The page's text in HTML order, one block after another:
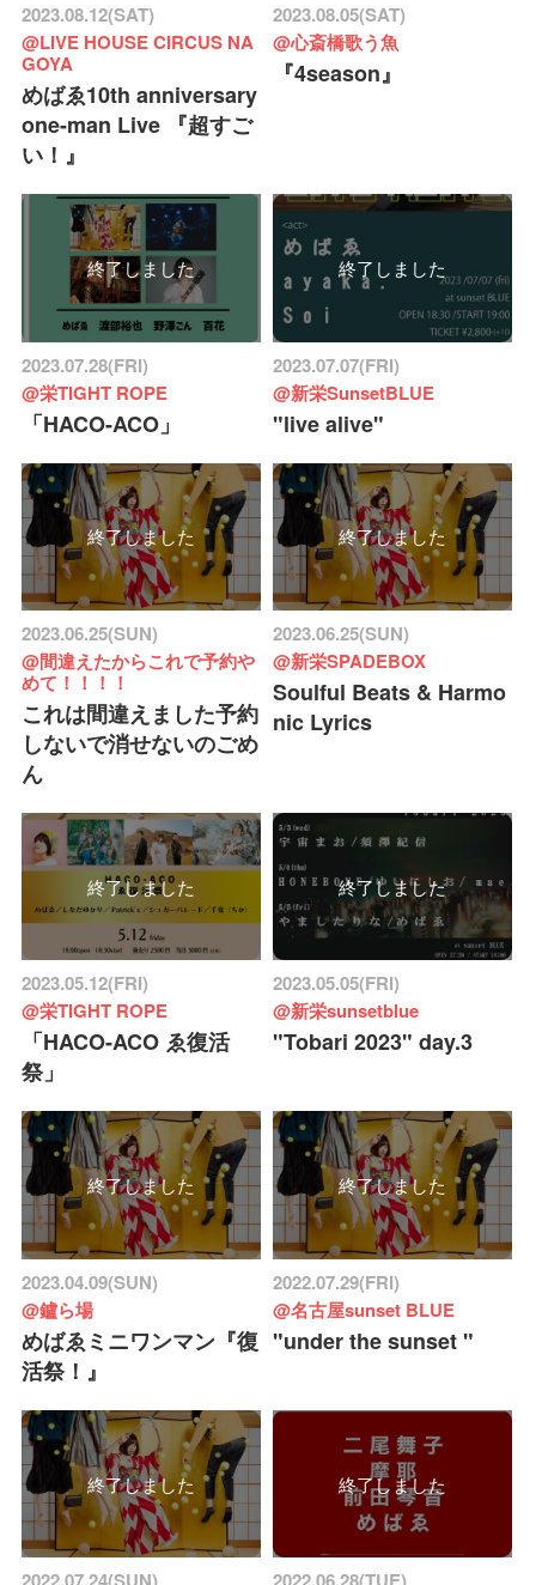
2023.08.12(SAT)
@LIVE HOUSE CIRCUS NA
GOYA
めばゑ10th anniversary
one-man Live 『超すご
い！』
2023.08.05(SAT)
@心斎橋歌う魚
『4season』
終了しました
2023.07.28(FRI)
@栄TIGHT ROPE
「HACO-ACO」
終了しました
2023.07.07(FRI)
@新栄SunsetBLUE
"live alive"
終了しました
2023.06.25(SUN)
@間違えたからこれで予約や
めて！！！！
これは間違えました予約
しないで消せないのごめ
ん
終了しました
2023.06.25(SUN)
@新栄SPADEBOX
Soulful Beats & Harmo
nic Lyrics
終了しました
2023.05.12(FRI)
@栄TIGHT ROPE
「HACO-ACO ゑ復活
祭」
終了しました
2023.05.05(FRI)
@新栄sunsetblue
"Tobari 2023" day.3
終了しました
2023.04.09(SUN)
@鑪ら場
めばゑミニワンマン『復
活祭！』
終了しました
2022.07.29(FRI)
@名古屋sunset BLUE
"under the sunset "
終了しました 終了しました